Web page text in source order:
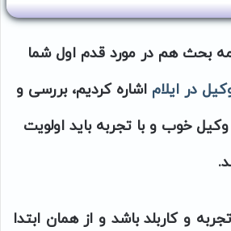
بحث هم در مورد قدم اول شما
در ایلام اشاره کردیم، بررسی و
خوب و با تجربه باید اولویت
و کاربلد باشد و از همان ابتدا